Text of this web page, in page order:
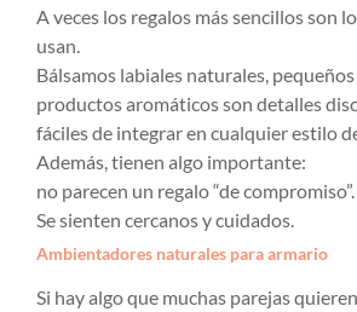
A veces los regalos más sencillos son
usan.
Bálsamos labiales naturales,
productos aromáticos son detalles
fáciles de integrar en cualquier estilo
Además, tienen algo importante:
no parecen un regalo “de compromiso”.
Se sienten cercanos y cuidados.
Ambientadores naturales para armario
Si hay algo que muchas parejas